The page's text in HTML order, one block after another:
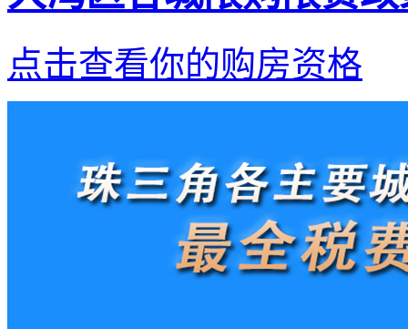
点击查看你的购房资格